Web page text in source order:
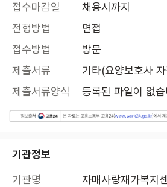
접수마감일
채용시까지
전형방법
면접
접수방법
방문
제출서류
기타(요양보호사
제출서류양식
등록된 파일이 없습
기관정보
기관명
자매사랑재가복지